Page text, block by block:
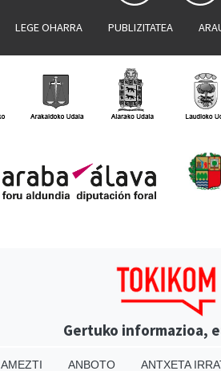
LEGE OHARRA PUBLIZITATEA
Gertuko informazioa,
AMEZTI ANBOTO ANTXETA